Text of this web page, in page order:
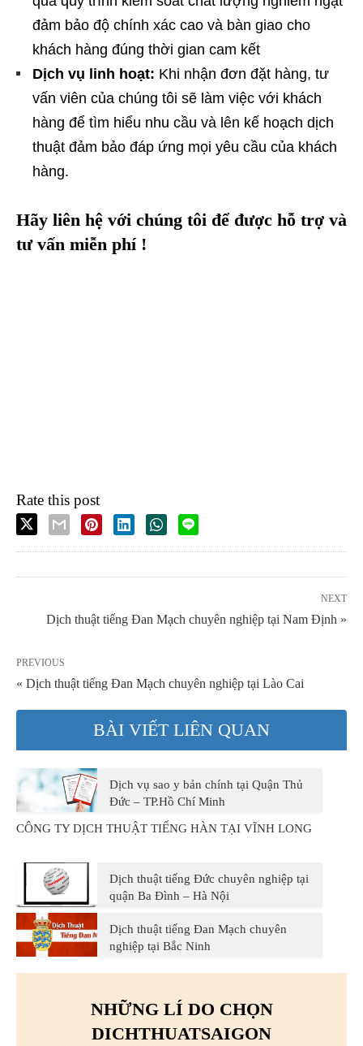
đảm bảo độ chính xác cao và bàn giao cho
khách hàng đúng thời gian cam kết
Dịch vụ linh hoạt: Khi nhận đơn đặt hàng, tư
vấn viên của chúng tôi sẽ làm việc với khách
hàng để tìm hiểu nhu cầu và lên kế hoạch dịch
thuật đảm bảo đáp ứng mọi yêu cầu của khách
hàng.
Hãy liên hệ với chúng tôi để được hỗ trợ và
tư vấn miễn phí !
Rate this post
NEXT
Dịch thuật tiếng Đan Mạch chuyên nghiệp tại Nam Định »
PREVIOUS
« Dịch thuật tiếng Đan Mạch chuyên nghiệp tại Lào Cai
BÀI VIẾT LIÊN QUAN
Dịch vụ sao y bản chính tại Quận Thủ
Đức – TP.Hồ Chí Minh
CÔNG TY DỊCH THUẬT TIẾNG HÀN TẠI VĨNH LONG
Dịch thuật tiếng Đức chuyên nghiệp tại
quận Ba Đình – Hà Nội
Dịch thuật tiếng Đan Mạch chuyên
nghiệp tại Bắc Ninh
NHỮNG LÍ DO CHỌN
DICHTHUATSAIGON